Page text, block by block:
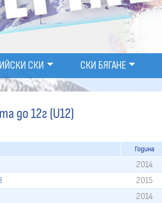
СКИ СКИ БЯГАНЕ
до 12г (U12)
Година
2014
2015
2014